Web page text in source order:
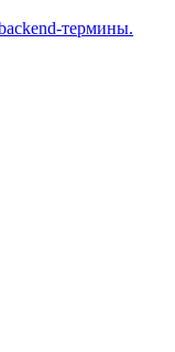
термины.